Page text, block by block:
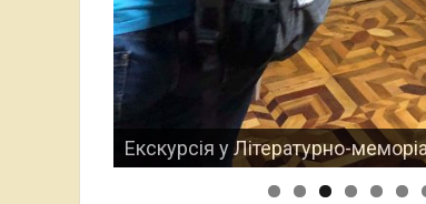
Екскурсія у Літературно-